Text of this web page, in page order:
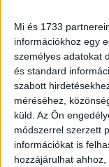
Mi és 1733
információkhoz egy
személyes adatokat
és standard
szabott
méréséhez,
küld. Az Ön
módszerrel szerzett
információkat is
hozzájárulhat